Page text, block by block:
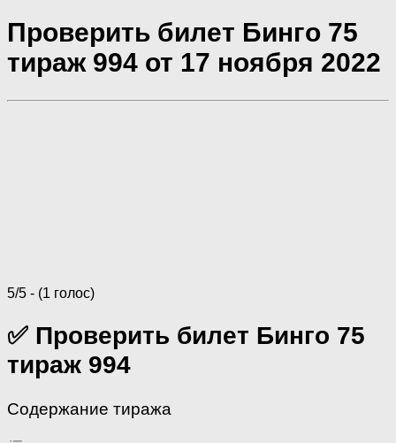
Проверить билет Бинго 75
тираж 994 от 17 ноября 2022
5/5 - (1 голос)
✅ Проверить билет Бинго 75
тираж 994
Содержание тиража